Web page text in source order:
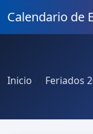
Calendario de
Inicio Feriados